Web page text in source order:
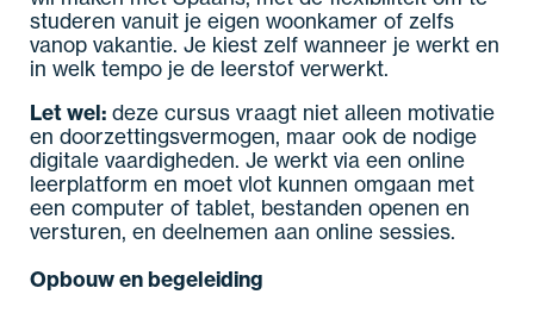
studeren vanuit je eigen woonkamer of zelfs
vanop vakantie. Je kiest zelf wanneer je werkt en
in welk tempo je de leerstof verwerkt.
Let wel: deze cursus vraagt niet alleen motivatie
en doorzettingsvermogen, maar ook de nodige
digitale vaardigheden. Je werkt via een online
leerplatform en moet vlot kunnen omgaan met
een computer of tablet, bestanden openen en
versturen, en deelnemen aan online sessies.
Opbouw en begeleiding